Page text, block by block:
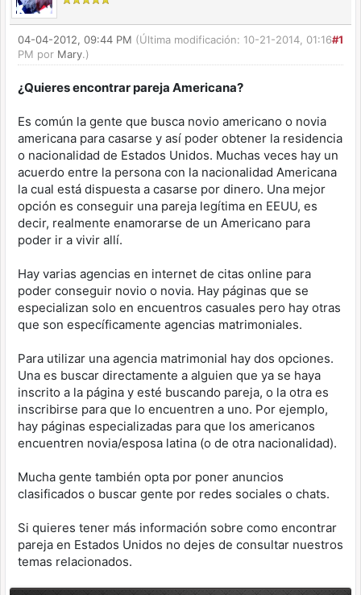
#1
04-04-2012, 09:44 PM (Última modificación: 10-21-2014, 01:16
PM por Mary.)
¿Quieres encontrar pareja Americana?
Es común la gente que busca novio americano o novia
americana para casarse y así poder obtener la residencia
o nacionalidad de Estados Unidos. Muchas veces hay un
acuerdo entre la persona con la nacionalidad Americana
la cual está dispuesta a casarse por dinero. Una mejor
opción es conseguir una pareja legítima en EEUU, es
decir, realmente enamorarse de un Americano para
poder ir a vivir allí.
Hay varias agencias en internet de citas online para
poder conseguir novio o novia. Hay páginas que se
especializan solo en encuentros casuales pero hay otras
que son específicamente agencias matrimoniales.
Para utilizar una agencia matrimonial hay dos opciones.
Una es buscar directamente a alguien que ya se haya
inscrito a la página y esté buscando pareja, o la otra es
inscribirse para que lo encuentren a uno. Por ejemplo,
hay páginas especializadas para que los americanos
encuentren novia/esposa latina (o de otra nacionalidad).
Mucha gente también opta por poner anuncios
clasificados o buscar gente por redes sociales o chats.
Si quieres tener más información sobre como encontrar
pareja en Estados Unidos no dejes de consultar nuestros
temas relacionados.